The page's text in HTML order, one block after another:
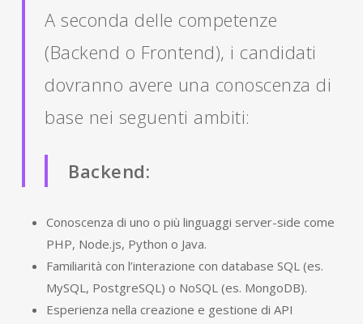
A seconda delle competenze
(Backend o Frontend), i candidati
dovranno avere una conoscenza di
base nei seguenti ambiti:
Backend:
Conoscenza di uno o più linguaggi server-side come
PHP, Node.js, Python o Java.
Familiarità con l’interazione con database SQL (es.
MySQL, PostgreSQL) o NoSQL (es. MongoDB).
Esperienza nella creazione e gestione di API